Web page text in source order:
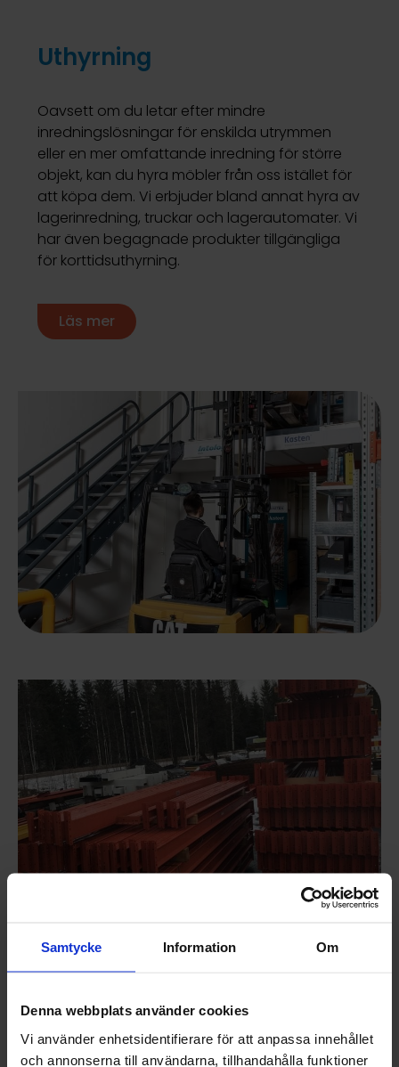
Samtycke Information Om
Denna webbplats använder cookies
Vi använder enhetsidentifierare för att anpassa innehållet
och annonserna till användarna, tillhandahålla funktioner
Uthyrning
Oavsett om du letar efter mindre
inredningslösningar för enskilda utrymmen
eller en mer omfattande inredning för större
objekt, kan du hyra möbler från oss istället för
att köpa dem. Vi erbjuder bland annat hyra av
lagerinredning, truckar och lagerautomater. Vi
har även begagnade produkter tillgängliga
för korttidsuthyrning.
Läs mer
När möblerna i dina lokaler har nått slutet av
sin livscykel, låt oss ta hand om återvinningen